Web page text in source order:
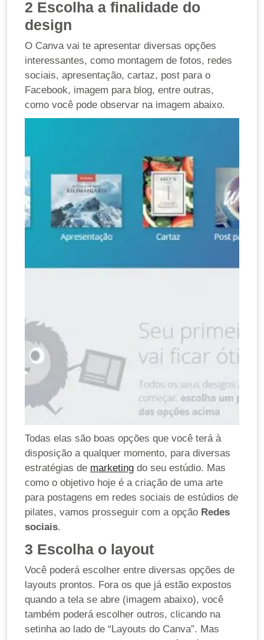
2 Escolha a finalidade do
design
O Canva vai te apresentar diversas opções
interessantes, como montagem de fotos, redes
sociais, apresentação, cartaz, post para o
Facebook, imagem para blog, entre outras,
como você pode observar na imagem abaixo.
Todas elas são boas opções que você terá à
disposição a qualquer momento, para diversas
estratégias de marketing do seu estúdio. Mas
como o objetivo hoje é a criação de uma arte
para postagens em redes sociais de estúdios de
pilates, vamos prosseguir com a opção Redes
sociais.
3 Escolha o layout
Você poderá escolher entre diversas opções de
layouts prontos. Fora os que já estão expostos
quando a tela se abre (imagem abaixo), você
também poderá escolher outros, clicando na
setinha ao lado de “Layouts do Canva”. Mas